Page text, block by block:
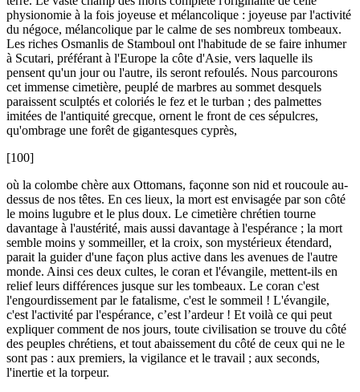
physionomie à la fois joyeuse et mélancolique : joyeuse par l'activité
du négoce, mélancolique par le calme de ses nombreux tombeaux.
Les riches Osmanlis de Stamboul ont l'habitude de se faire inhumer
à Scutari, préférant à l'Europe la côte d'Asie, vers laquelle ils
pensent qu'un jour ou l'autre, ils seront refoulés. Nous parcourons
cet immense cimetière, peuplé de marbres au sommet desquels
paraissent sculptés et coloriés le fez et le turban ; des palmettes
imitées de l'antiquité grecque, ornent le front de ces sépulcres,
qu'ombrage une forêt de gigantesques cyprès,
[100]
où la colombe chère aux Ottomans, façonne son nid et roucoule au-
dessus de nos têtes. En ces lieux, la mort est envisagée par son côté
le moins lugubre et le plus doux. Le cimetière chrétien tourne
davantage à l'austérité, mais aussi davantage à l'espérance ; la mort
semble moins y sommeiller, et la croix, son mystérieux étendard,
parait la guider d'une façon plus active dans les avenues de l'autre
monde. Ainsi ces deux cultes, le coran et l'évangile, mettent-ils en
relief leurs différences jusque sur les tombeaux. Le coran c'est
l'engourdissement par le fatalisme, c'est le sommeil ! L'évangile,
c'est l'activité par l'espérance, c’est l’ardeur ! Et voilà ce qui peut
expliquer comment de nos jours, toute civilisation se trouve du côté
des peuples chrétiens, et tout abaissement du côté de ceux qui ne le
sont pas : aux premiers, la vigilance et le travail ; aux seconds,
l'inertie et la torpeur.